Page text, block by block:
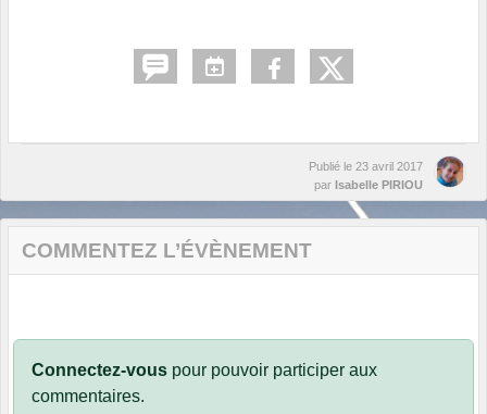
Publié le 23 avril 2017
par Isabelle PIRIOU
COMMENTEZ L’ÉVÈNEMENT
Connectez-vous pour pouvoir participer aux
commentaires.